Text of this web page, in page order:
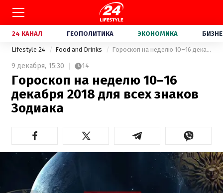
24 КАНАЛ ГЕОПОЛИТИКА ЭКОНОМИКА
Lifestyle 24 Food and Drinks Гороскоп на неделю 10–16 декабря 2018 для всех знаков Зодиака
9 декабря, 15:30 14
Гороскоп на неделю 10–16
декабря 2018 для всех знаков
Зодиака